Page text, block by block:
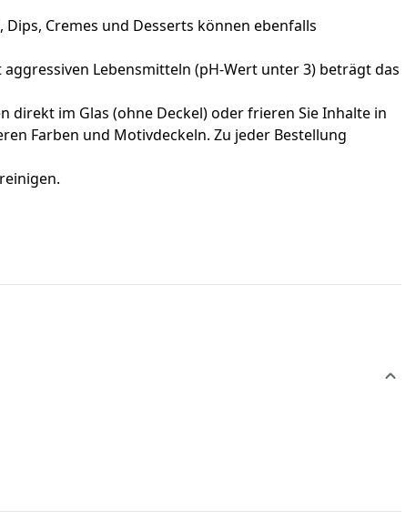
Cremes und Desserts können ebenfalls
Lebensmitteln (pH-Wert unter 3) beträgt das
direkt im Glas (ohne Deckel) oder frieren Sie Inhalte in
Farben und Motivdeckeln. Zu jeder Bestellung